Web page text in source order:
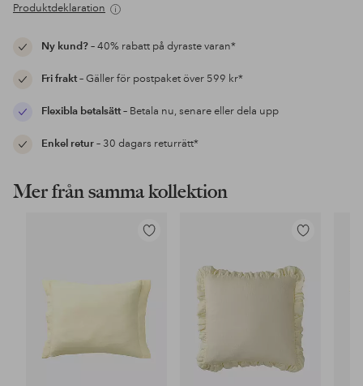
Produktdeklaration
Ny kund?– 40% rabatt på dyraste varan*
Fri frakt– Gäller för postpaket över 599 kr*
Flexibla betalsätt– Betala nu, senare eller dela upp
Enkel retur– 30 dagars returrätt*
Mer från samma kollektion
Lägg
favoriter
Lägg
i
favoriter